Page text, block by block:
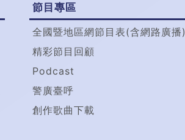
節目專區
全國暨地區網節目表(含網路廣播)
精彩節目回顧
Podcast
警廣臺呼
創作歌曲下載